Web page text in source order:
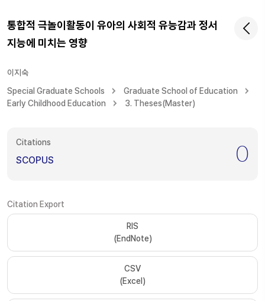
통합적 극놀이활동이 유아의 사회적 유능감과 정서
지능에 미치는 영향
이지숙
Special Graduate Schools
Graduate School of Education
Early Childhood Education
3. Theses(Master)
Citations
SCOPUS 0
Citation Export
RIS
(EndNote)
CSV
(Excel)